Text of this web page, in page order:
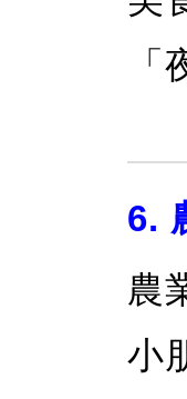
6.
農
小